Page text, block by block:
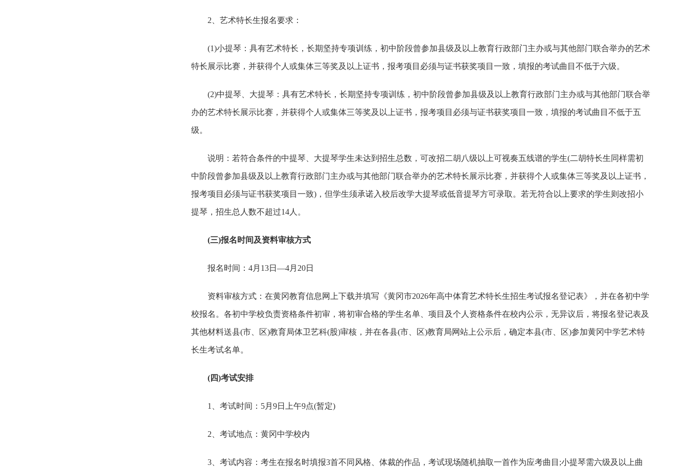
2、艺术特长生报名要求：
(1)小提琴：具有艺术特长，长期坚持专项训练，初中阶段曾参加县级及以上教育行政部门主办或与其他部门联合举办的艺术
特长展示比赛，并获得个人或集体三等奖及以上证书，报考项目必须与证书获奖项目一致，填报的考试曲目不低于六级。
(2)中提琴、大提琴：具有艺术特长，长期坚持专项训练，初中阶段曾参加县级及以上教育行政部门主办或与其他部门联合举
办的艺术特长展示比赛，并获得个人或集体三等奖及以上证书，报考项目必须与证书获奖项目一致，填报的考试曲目不低于五
级。
说明：若符合条件的中提琴、大提琴学生未达到招生总数，可改招二胡八级以上可视奏五线谱的学生(二胡特长生同样需初
中阶段曾参加县级及以上教育行政部门主办或与其他部门联合举办的艺术特长展示比赛，并获得个人或集体三等奖及以上证书，
报考项目必须与证书获奖项目一致)，但学生须承诺入校后改学大提琴或低音提琴方可录取。若无符合以上要求的学生则改招小
提琴，招生总人数不超过14人。
(三)报名时间及资料审核方式
报名时间：4月13日—4月20日
资料审核方式：在黄冈教育信息网上下载并填写《黄冈市2026年高中体育艺术特长生招生考试报名登记表》，并在各初中学
校报名。各初中学校负责资格条件初审，将初审合格的学生名单、项目及个人资格条件在校内公示，无异议后，将报名登记表及
其他材料送县(市、区)教育局体卫艺科(股)审核，并在各县(市、区)教育局网站上公示后，确定本县(市、区)参加黄冈中学艺术特
长生考试名单。
(四)考试安排
1、考试时间：5月9日上午9点(暂定)
2、考试地点：黄冈中学校内
3、考试内容：考生在报名时填报3首不同风格、体裁的作品，考试现场随机抽取一首作为应考曲目;小提琴需六级及以上曲